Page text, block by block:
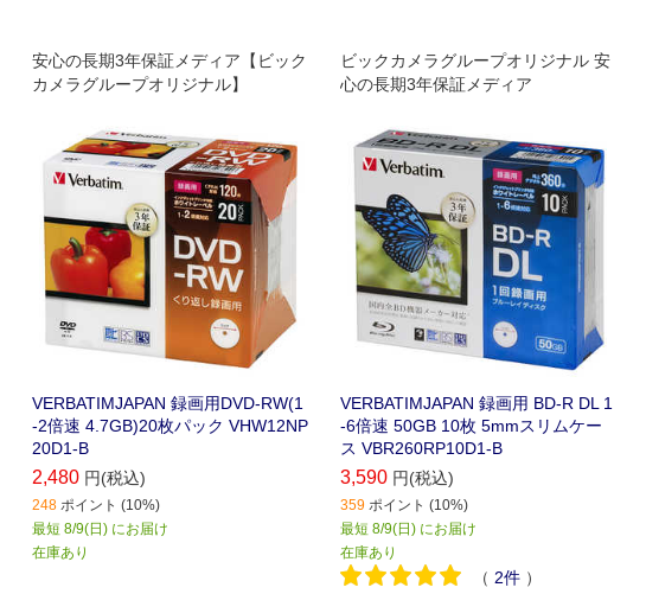
安心の長期3年保証メディア【ビック
カメラグループオリジナル】
VERBATIMJAPAN 録画用DVD-RW(1
-2倍速 4.7GB)20枚パック VHW12NP
20D1-B
2,480 円(税込)
248 ポイント (10%)
最短 8/9(日) にお届け
在庫あり
ビックカメラグループオリジナル 安
心の長期3年保証メディア
VERBATIMJAPAN 録画用 BD-R DL 1
-6倍速 50GB 10枚 5mmスリムケー
ス VBR260RP10D1-B
3,590 円(税込)
359 ポイント (10%)
最短 8/9(日) にお届け
在庫あり
（ 2件 ）